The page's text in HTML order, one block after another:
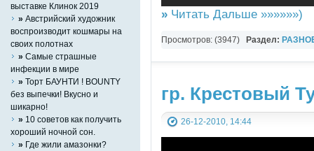
» Читать Дальше »»»»»»)
Просмотров: (3947) Раздел:
гр. Крестовый
26-12-2010, 14:44
выставке Клинок 2019
» Австрийский художник
воспроизводит кошмары на
своих полотнах
» Самые страшные
инфекции в мире
» Торт БАУНТИ ! BOUNTY
без выпечки! Вкусно и
шикарно!
» 10 советов как получить
хороший нoчной сон.
» Где жили амазонки?